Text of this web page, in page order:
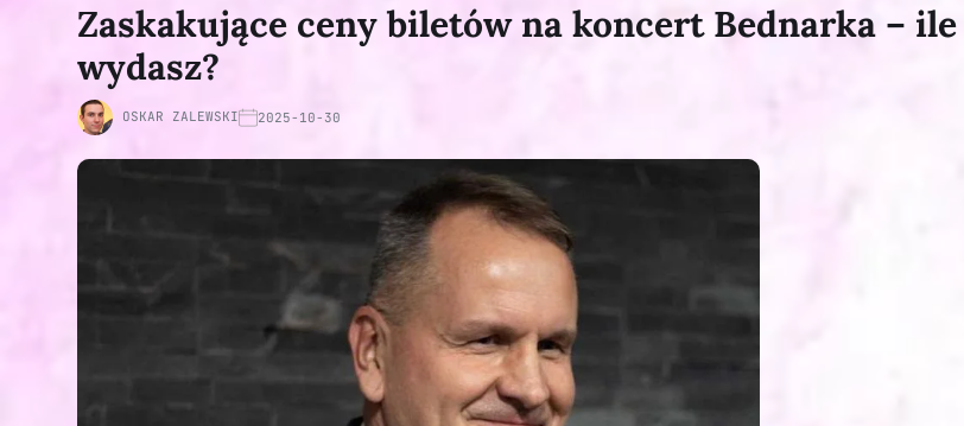
Zaskakujące ceny biletów na koncert Bednarka – ile
wydasz?
OSKAR ZALEWSKI 2025-10-30